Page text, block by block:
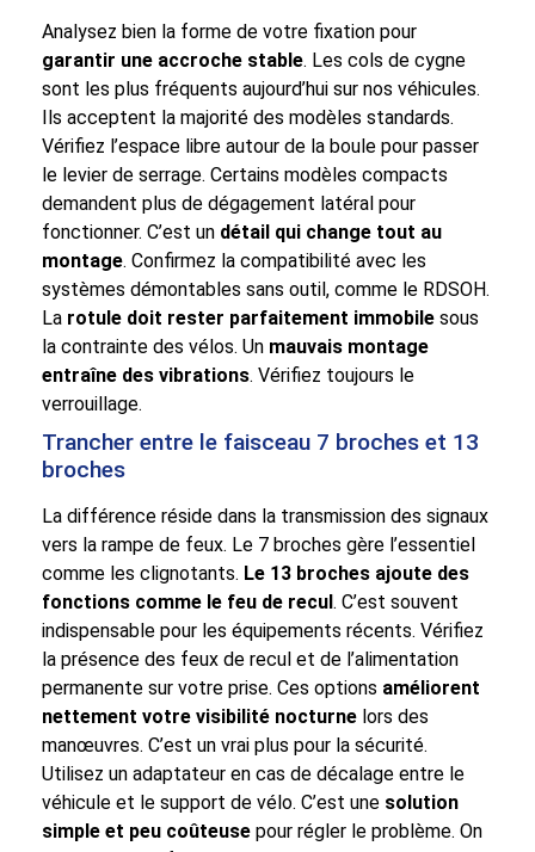
Analysez bien la forme de votre fixation pour
garantir une accroche stable. Les cols de cygne
sont les plus fréquents aujourd’hui sur nos véhicules.
Ils acceptent la majorité des modèles standards.
Vérifiez l’espace libre autour de la boule pour passer
le levier de serrage. Certains modèles compacts
demandent plus de dégagement latéral pour
fonctionner. C’est un détail qui change tout au
montage. Confirmez la compatibilité avec les
systèmes démontables sans outil, comme le RDSOH.
La rotule doit rester parfaitement immobile sous
la contrainte des vélos. Un mauvais montage
entraîne des vibrations. Vérifiez toujours le
verrouillage.
Trancher entre le faisceau 7 broches et 13
broches
La différence réside dans la transmission des signaux
vers la rampe de feux. Le 7 broches gère l’essentiel
comme les clignotants. Le 13 broches ajoute des
fonctions comme le feu de recul. C’est souvent
indispensable pour les équipements récents. Vérifiez
la présence des feux de recul et de l’alimentation
permanente sur votre prise. Ces options améliorent
nettement votre visibilité nocturne lors des
manœuvres. C’est un vrai plus pour la sécurité.
Utilisez un adaptateur en cas de décalage entre le
véhicule et le support de vélo. C’est une solution
simple et peu coûteuse pour régler le problème. On